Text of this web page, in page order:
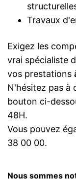
Travaux
Exigez les
vrai spécialiste
vos prestations
N'hésitez pas à
bouton ci-
48H.
Vous pouvez
38 00 00.
Nous sommes